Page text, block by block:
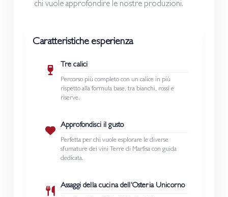
chi vuole approfondire le nostre produzioni.
Caratteristiche esperienza
Tre calici
Percorso più completo con un calice in più
rispetto alla formula base, tra bianchi, rossi e
riserve.
Approfondisci il gusto
Perfetta per chi vuole esplorare le diverse
sfumature dei vini Terre di Marfisa con guida
dedicata.
Assaggi della cucina dell'Osteria Unicorno